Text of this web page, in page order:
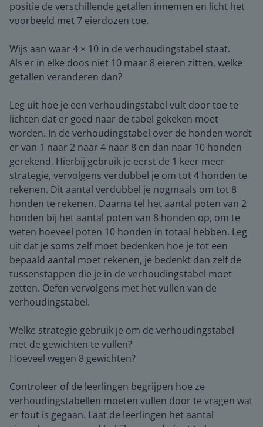
positie de verschillende getallen innemen en licht het
voorbeeld met 7 eierdozen toe.
Wijs aan waar 4 × 10 in de verhoudingstabel staat.
Als er in elke doos niet 10 maar 8 eieren zitten, welke
getallen veranderen dan?
Leg uit hoe je een verhoudingstabel vult door toe te
lichten dat er goed naar de tabel gekeken moet
worden. In de verhoudingstabel over de honden wordt
er van 1 naar 2 naar 4 naar 8 en dan naar 10 honden
gerekend. Hierbij gebruik je eerst de 1 keer meer
strategie, vervolgens verdubbel je om tot 4 honden te
rekenen. Dit aantal verdubbel je nogmaals om tot 8
honden te rekenen. Daarna tel het aantal poten van 2
honden bij het aantal poten van 8 honden op, om te
weten hoeveel poten 10 honden in totaal hebben. Leg
uit dat je soms zelf moet bedenken hoe je tot een
bepaald aantal moet rekenen, je bedenkt dan zelf de
tussenstappen die je in de verhoudingstabel moet
zetten. Oefen vervolgens met het vullen van de
verhoudingstabel.
Welke strategie gebruik je om de verhoudingstabel
met de gewichten te vullen?
Hoeveel wegen 8 gewichten?
Controleer of de leerlingen begrijpen hoe ze
verhoudingstabellen moeten vullen door te vragen wat
er fout is gegaan. Laat de leerlingen het aantal